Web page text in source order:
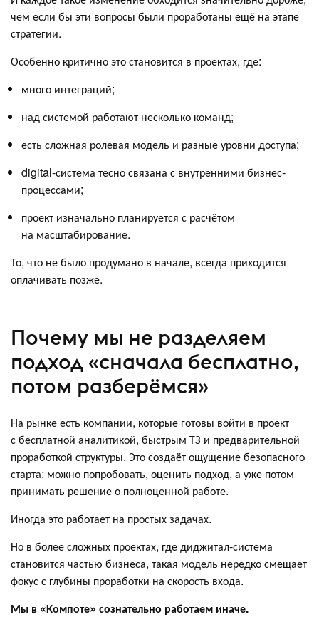
чем если бы эти вопросы были проработаны ещё на этапе
стратегии.
Особенно критично это становится в проектах, где:
много интеграций;
над системой работают несколько команд;
есть сложная ролевая модель и разные уровни доступа;
digital-система тесно связана с внутренними бизнес-
процессами;
проект изначально планируется с расчётом
на масштабирование.
То, что не было продумано в начале, всегда приходится
оплачивать позже.
Почему мы не разделяем
подход «сначала бесплатно,
потом разберёмся»
На рынке есть компании, которые готовы войти в проект
с бесплатной аналитикой, быстрым ТЗ и предварительной
проработкой структуры. Это создаёт ощущение безопасного
старта: можно попробовать, оценить подход, а уже потом
принимать решение о полноценной работе.
Иногда это работает на простых задачах.
Но в более сложных проектах, где диджитал-система
становится частью бизнеса, такая модель нередко смещает
фокус с глубины проработки на скорость входа.
Мы в «Компоте» сознательно работаем иначе.